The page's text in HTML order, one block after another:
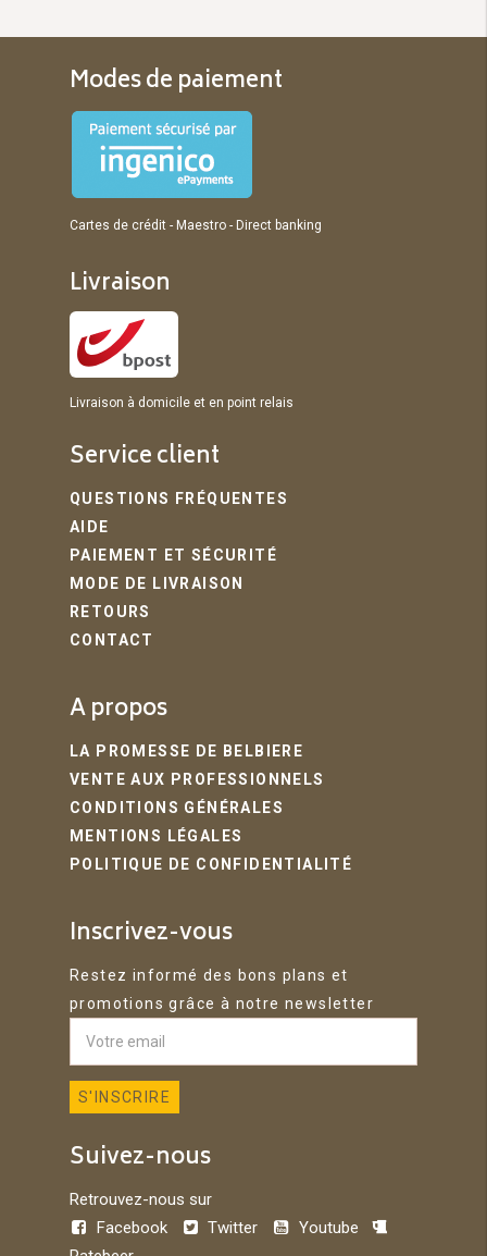
Modes de paiement
Cartes de crédit - Maestro - Direct banking
Livraison
Livraison à domicile et en point relais
Service client
QUESTIONS FRÉQUENTES
AIDE
PAIEMENT ET SÉCURITÉ
MODE DE LIVRAISON
RETOURS
CONTACT
A propos
LA PROMESSE DE BELBIERE
VENTE AUX PROFESSIONNELS
CONDITIONS GÉNÉRALES
MENTIONS LÉGALES
POLITIQUE DE CONFIDENTIALITÉ
Inscrivez-vous
Restez informé des bons plans et
promotions grâce à notre newsletter
Suivez-nous
Retrouvez-nous sur
Facebook
Twitter
Youtube